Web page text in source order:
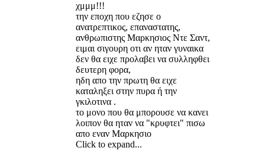
χμμμ!!!
την εποχη που εζησε ο
ανατρεπτικος, επαναστατης,
ανθρωπιστης Μαρκησιος Ντε Σαντ,
ειμαι σιγουρη οτι αν ηταν γυναικα
δεν θα ειχε προλαβει να συλληφθει
δευτερη φορα,
ηδη απο την πρωτη θα ειχε
καταληξει στην πυρα ή την
γκιλοτινα .
το μονο που θα μπορουσε να κανει
λοιπον θα ηταν να "κρυφτει" πισω
απο εναν Μαρκησιο
Click to expand...